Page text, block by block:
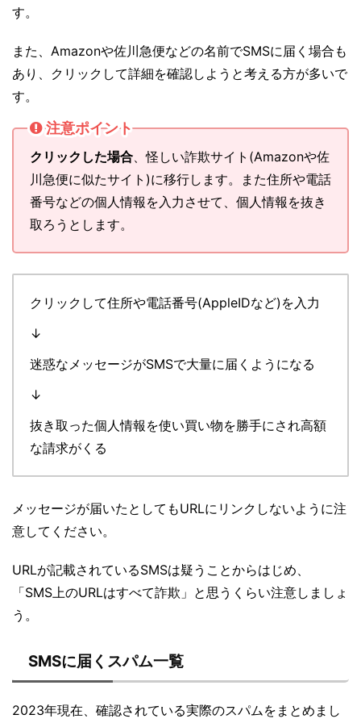
す。
また、Amazonや佐川急便などの名前でSMSに届く場合も
あり、クリックして詳細を確認しようと考える方が多いで
す。
注意ポイント
クリックした場合 、怪しい詐欺サイト(Amazonや佐
川急便に似たサイト)に移行します。また住所や電話
番号などの個人情報を入力させて、個人情報を抜き
取ろうとします。
クリックして住所や電話番号(AppleIDなど)を入力
↓
迷惑なメッセージがSMSで大量に届くようになる
↓
抜き取った個人情報を使い買い物を勝手にされ高額
な請求がくる
メッセージが届いたとしてもURLにリンクしないように注
意してください。
URLが記載されているSMSは疑うことからはじめ、
「SMS上のURLはすべて詐欺」と思うくらい注意しましょ
う。
SMSに届くスパム一覧
2023年現在、確認されている実際のスパムをまとめまし